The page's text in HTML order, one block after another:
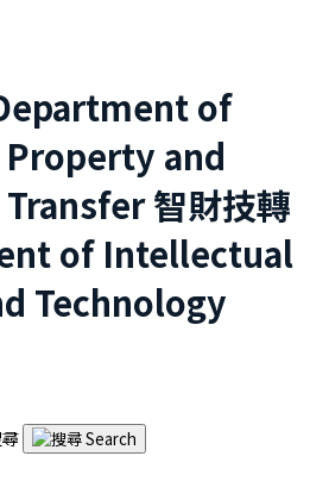
of
and
智財技轉
of Intellectual
Technology